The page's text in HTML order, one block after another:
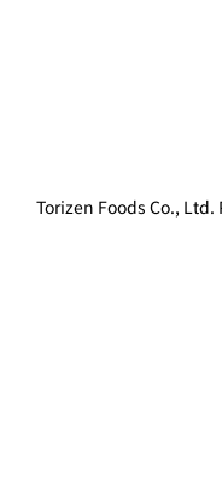
Torizen Foods Co.,